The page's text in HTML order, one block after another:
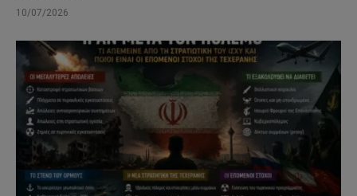
10/07/2026